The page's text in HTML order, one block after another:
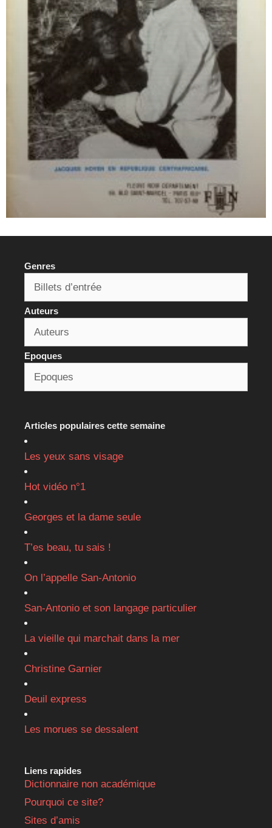
Genres
Auteurs
Epoques
Articles populaires cette semaine
Les yeux sans visage
Hot vidéo n°1
Georges et la dame seule
T’es beau, tu sais !
On l’appelle San-Antonio
San-Antonio et son langage particulier
La vieille qui marchait dans la mer
Christine Garnier
Deuil express
Les morues se dessalent
Liens rapides
Dictionnaire non académique
Pourquoi ce site?
Sites d’amis